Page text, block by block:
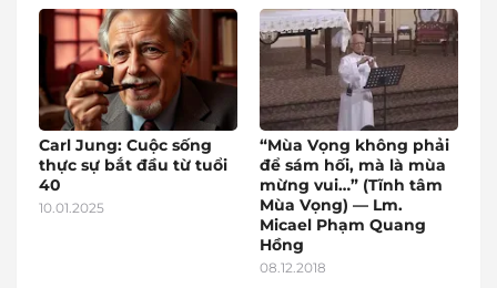
Carl Jung: Cuộc sống
thực sự bắt đầu từ tuổi
40
10.01.2025
“Mùa Vọng không phải
để sám hối, mà là mùa
mừng vui…” (Tĩnh tâm
Mùa Vọng) — Lm.
Micael Phạm Quang
Hồng
08.12.2018